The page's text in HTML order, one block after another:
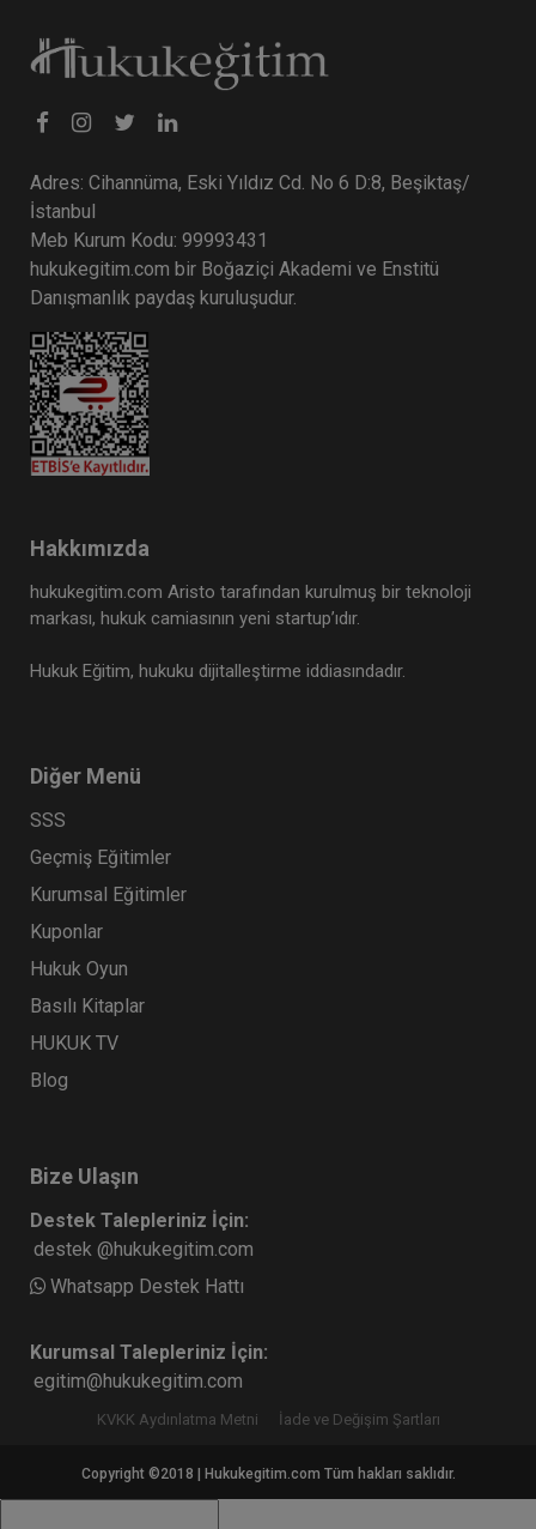
Adres: Cihannüma, Eski Yıldız Cd. No 6 D:8, Beşiktaş/
İstanbul
Meb Kurum Kodu: 99993431
hukukegitim.com bir Boğaziçi Akademi ve Enstitü
Danışmanlık paydaş kuruluşudur.
Hakkımızda
hukukegitim.com Aristo tarafından kurulmuş bir teknoloji
markası, hukuk camiasının yeni startup’ıdır.
Hukuk Eğitim, hukuku dijitalleştirme iddiasındadır.
Diğer Menü
SSS
Geçmiş Eğitimler
Kurumsal Eğitimler
Kuponlar
Hukuk Oyun
Basılı Kitaplar
HUKUK TV
Blog
Bize Ulaşın
Destek Talepleriniz İçin:
destek @hukukegitim.com
Whatsapp Destek Hattı
Kurumsal Talepleriniz İçin:
egitim@hukukegitim.com
KVKK Aydınlatma Metni İade ve Değişim Şartları
Copyright ©2018 | Hukukegitim.com Tüm hakları saklıdır.